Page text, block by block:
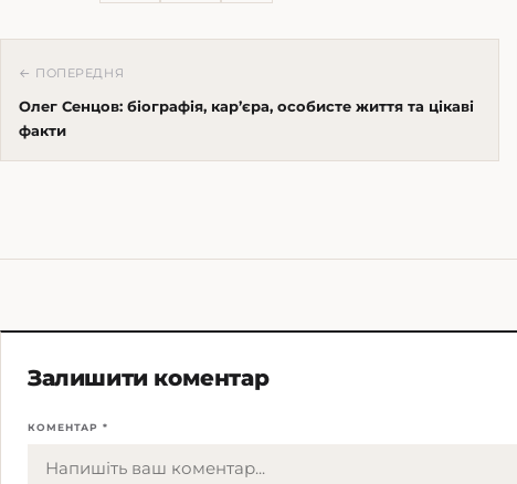
← ПОПЕРЕДНЯ
Олег Сенцов: біографія, кар’єра, особисте життя та цікаві
факти
Залишити коментар
КОМЕНТАР *